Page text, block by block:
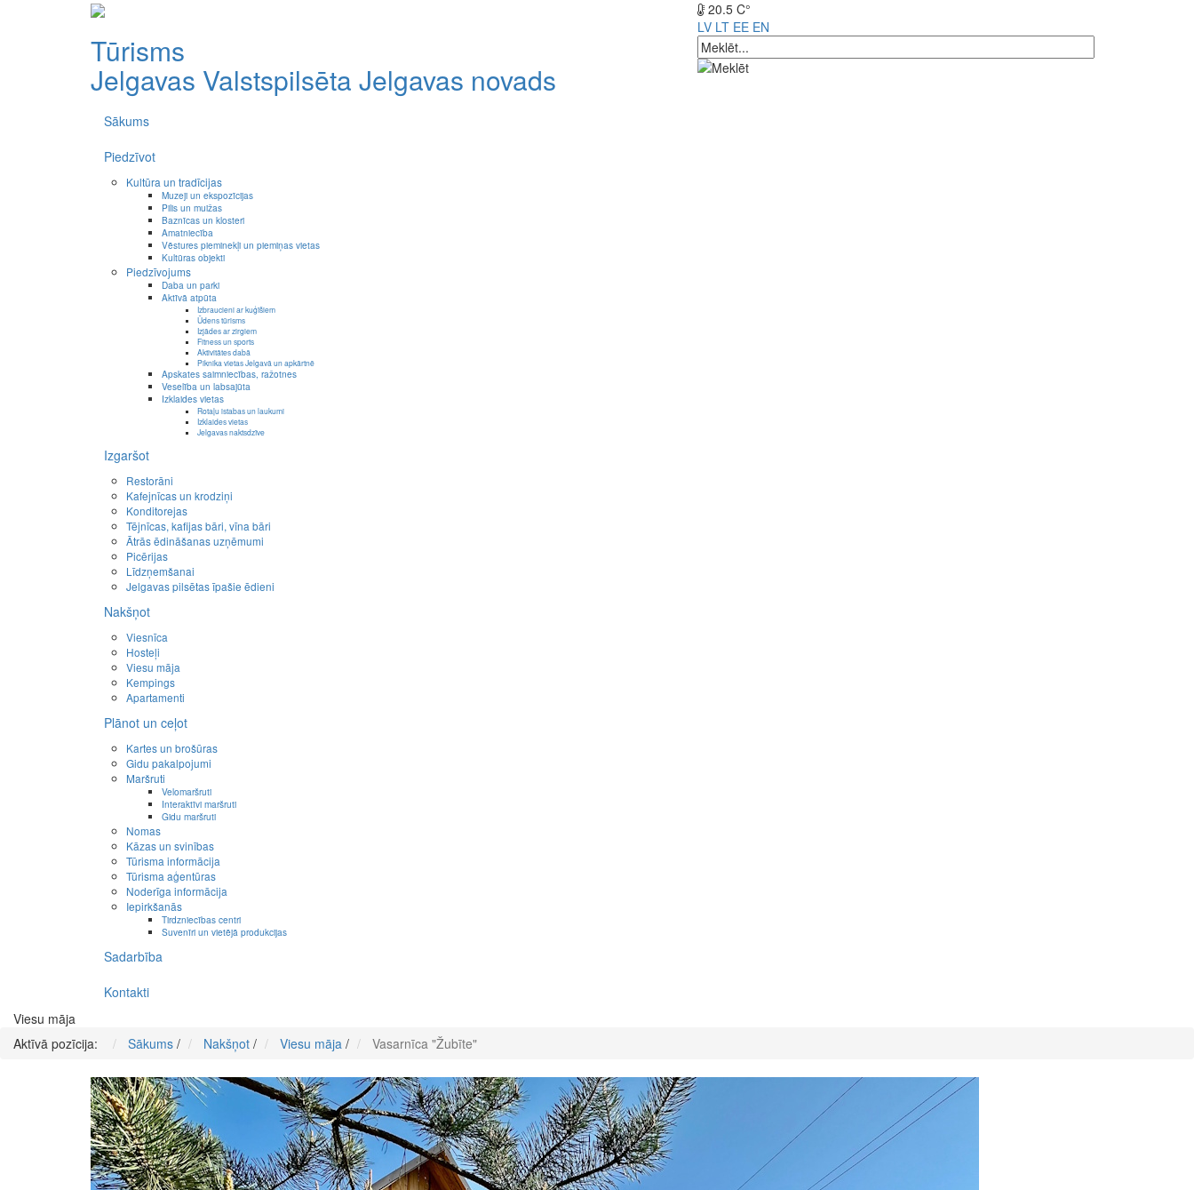
Tūrisms
Jelgavas Valstspilsēta Jelgavas novads
20.5 C°
LV LT EE EN
Sākums
Piedzīvot
Kultūra un tradīcijas
Muzeji un ekspozīcijas
Pilis un muižas
Baznīcas un klosteri
Amatniecība
Vēstures pieminekļi un piemiņas vietas
Kultūras objekti
Piedzīvojums
Daba un parki
Aktīvā atpūta
Izbraucieni ar kuģīšiem
Ūdens tūrisms
Izjādes ar zirgiem
Fitness un sports
Aktivitātes dabā
Piknika vietas Jelgavā un apkārtnē
Apskates saimniecības, ražotnes
Veselība un labsajūta
Izklaides vietas
Rotaļu istabas un laukumi
Izklaides vietas
Jelgavas naktsdzīve
Izgaršot
Restorāni
Kafejnīcas un krodziņi
Konditorejas
Tējnīcas, kafijas bāri, vīna bāri
Ātrās ēdināšanas uzņēmumi
Picērijas
Līdzņemšanai
Jelgavas pilsētas īpašie ēdieni
Nakšņot
Viesnīca
Hosteļi
Viesu māja
Kempings
Apartamenti
Plānot un ceļot
Kartes un brošūras
Gidu pakalpojumi
Maršruti
Velomaršruti
Interaktīvi maršruti
Gidu maršruti
Nomas
Kāzas un svinības
Tūrisma informācija
Tūrisma aģentūras
Noderīga informācija
Iepirkšanās
Tirdzniecības centri
Suvenīri un vietējā produkcijas
Sadarbība
Kontakti
Viesu māja
Aktīvā pozīcija:
Sākums / Nakšņot / Viesu māja / Vasarnīca "Žubīte"